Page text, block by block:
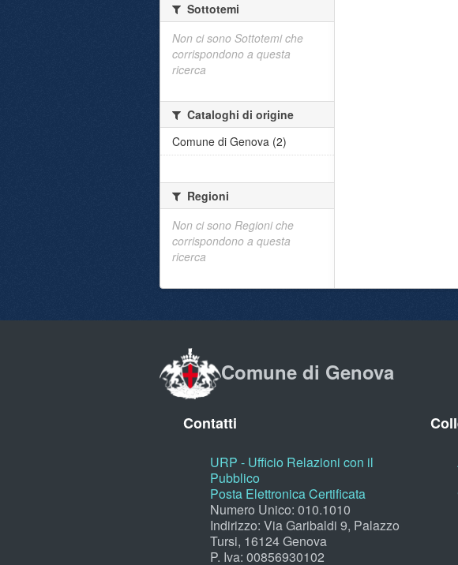
Sottotemi
Non ci sono Sottotemi che
corrispondono a questa
ricerca
Cataloghi di origine
Comune di Genova (2)
Regioni
Non ci sono Regioni che
corrispondono a questa
ricerca
Comune di Genova
Contatti
URP - Ufficio Relazioni con il
Pubblico
Posta Elettronica Certificata
Numero Unico: 010.1010
Indirizzo: Via Garibaldi 9, Palazzo
Tursi, 16124 Genova
P. Iva: 00856930102